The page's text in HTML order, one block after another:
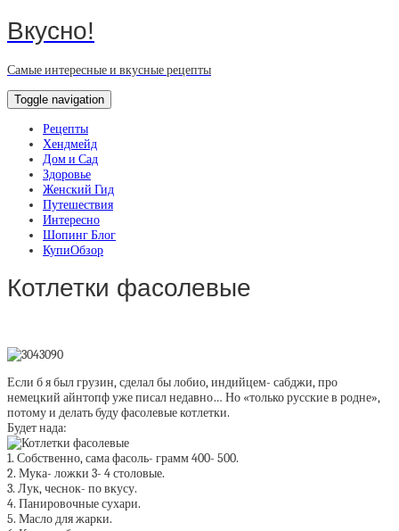
Вкусно!
Самые интересные и вкусные рецепты
Toggle navigation
Рецепты
Хендмейд
Дом и Сад
Здоровье
Женский Гид
Путешествия
Интересно
Шопинг Блог
КупиОбзор
Котлетки фасолевые
Если б я был грузин, сделал бы лобио, индийцем- сабджи, про
немецкий айнтопф уже писал недавно… Но «только русские в родне»,
потому и делать буду фасолевые котлетки.
Будет нада:
1. Собственно, сама фасоль- грамм 400- 500.
2. Мука- ложки 3- 4 столовые.
3. Лук, чеснок- по вкусу.
4. Панировочные сухари.
5. Масло для жарки.